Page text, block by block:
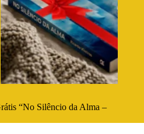
“No Silêncio da Alma –